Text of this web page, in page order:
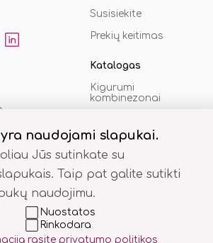
Susisiekite
Prekių keitimas
Katalogas
Kigurumi
kombinezonai
Chalatai
yra naudojami slapukai.
Jūs sutinkate su
Taip pat galite sutikti
naudojimu.
Nuostatos
Rinkodara
rasite privatumo politikos